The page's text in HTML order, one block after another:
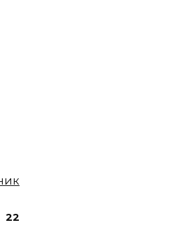
22